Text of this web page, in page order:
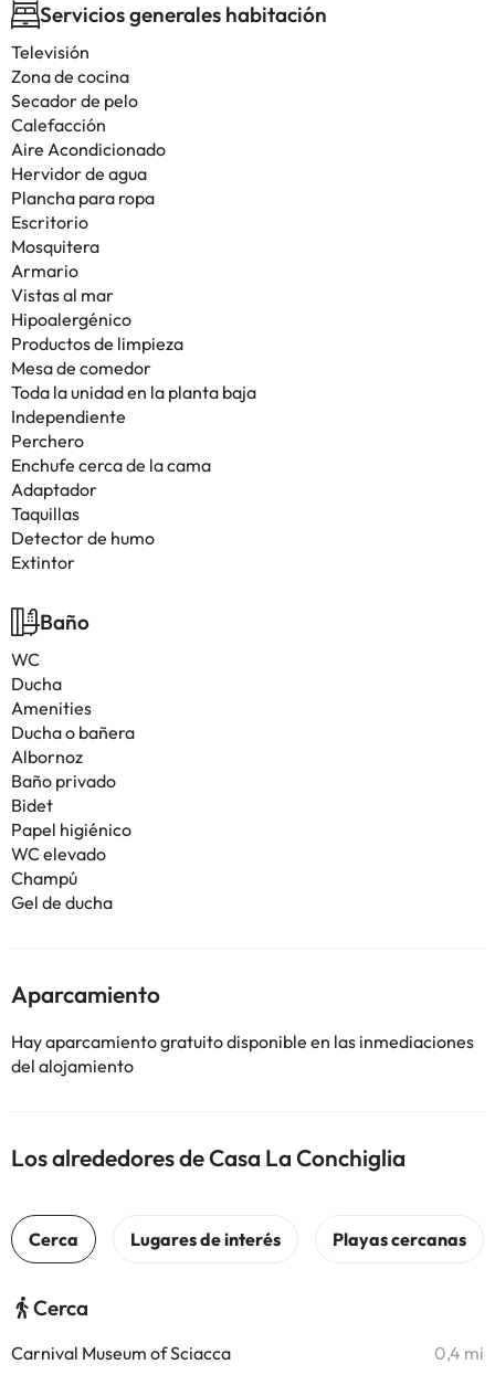
Servicios generales habitación
Televisión
Zona de cocina
Secador de pelo
Calefacción
Aire Acondicionado
Hervidor de agua
Plancha para ropa
Escritorio
Mosquitera
Armario
Vistas al mar
Hipoalergénico
Productos de limpieza
Mesa de comedor
Toda la unidad en la planta baja
Independiente
Perchero
Enchufe cerca de la cama
Adaptador
Taquillas
Detector de humo
Extintor
Baño
WC
Ducha
Amenities
Ducha o bañera
Albornoz
Baño privado
Bidet
Papel higiénico
WC elevado
Champú
Gel de ducha
Aparcamiento
Hay aparcamiento gratuito disponible en las inmediaciones
del alojamiento
Los alrededores de Casa La Conchiglia
Cerca
Carnival Museum of Sciacca 0,4 mi